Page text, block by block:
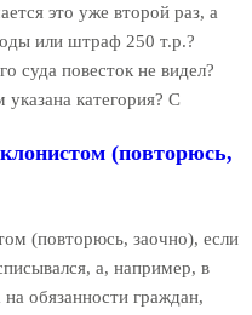
это уже второй раз, а
или штраф 250 т.р.?
суда повесток не видел?
категория? С
(повторюсь,
(повторюсь, заочно), если
а, например, в
обязанности граждан,